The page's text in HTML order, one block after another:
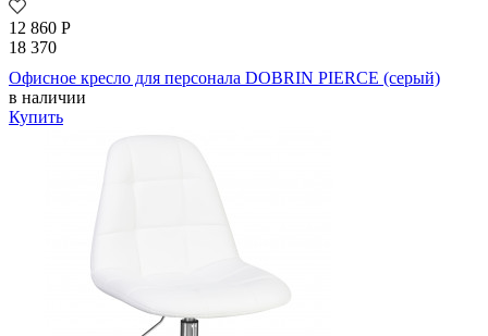
12 860 Р
18 370
Офисное кресло для персонала DOBRIN PIERCE (серый)
в наличии
Купить